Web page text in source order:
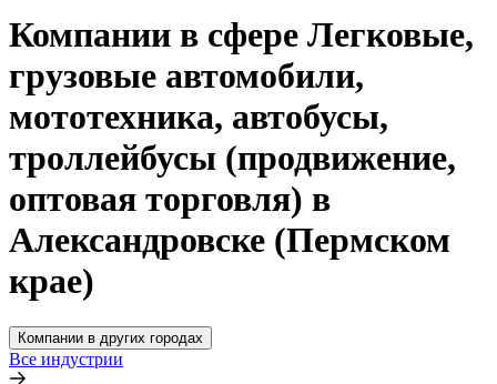
Компании в сфере Легковые,
грузовые автомобили,
мототехника, автобусы,
троллейбусы (продвижение,
оптовая торговля) в
Александровске (Пермском
крае)
Компании в других городах
Все индустрии